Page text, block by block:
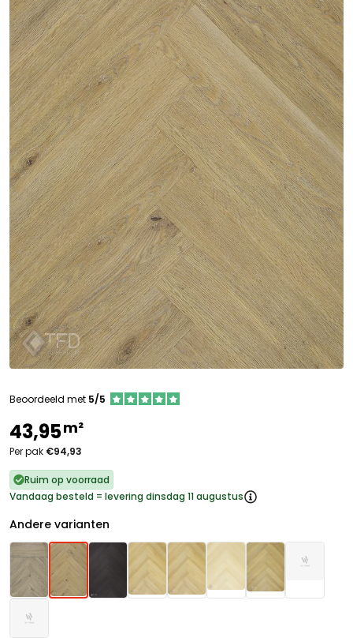
Beoordeeld met 5/5
43,95m²
Per pak €94,93
Ruim op voorraad
Vandaag besteld = levering dinsdag 11 augustus
Andere varianten